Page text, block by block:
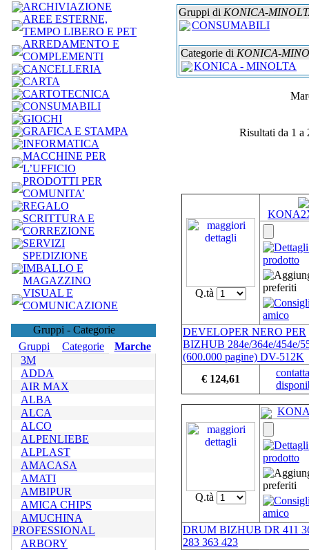
ARCHIVIAZIONE
AREE ESTERNE,
TEMPO LIBERO E PET
ARREDAMENTO E
COMPLEMENTI
CANCELLERIA
CARTA
CARTOTECNICA
CONSUMABILI
GIOCHI
GRAFICA E STAMPA
INFORMATICA
MACCHINE PER
L’UFFICIO
PRODOTTI PER
COMUNITA’
REGALO
SCRITTURA E
CORREZIONE
SERVIZI
SPEDIZIONE
IMBALLO E
MAGAZZINO
VISUAL E
COMUNICAZIONE
Gruppi - Categorie
Gruppi
Categorie
Marche
3M
ADDA
AIR MAX
ALBA
ALCA
ALCO
ALPENLIEBE
ALPLAST
AMACASA
AMATI
AMBIPUR
AMICA CHIPS
AMUCHINA
PROFESSIONAL
ARBORY
Gruppi di KONICA-
CONSUMABILI
Categorie di KONICA-
KONICA - MINOLTA
Risultati da 1 a
Q.tà
DEVELOPER NERO PER
BIZHUB 284e/364e/454e/
(600.000 pagine) DV-512K
€ 124,61
Q.tà
DRUM BIZHUB DR 411
283 363 423